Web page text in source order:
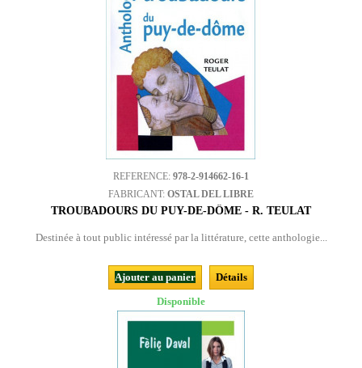
REFERENCE: 978-2-914662-16-1
FABRICANT: OSTAL DEL LIBRE
TROUBADOURS DU PUY-DE-DÔME - R. TEULAT
Destinée à tout public intéressé par la littérature, cette anthologie...
Ajouter au panier
Détails
Disponible